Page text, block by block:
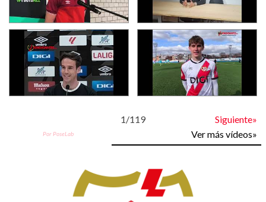
1/119 Siguiente»
Por PoseLab Ver más vídeos»